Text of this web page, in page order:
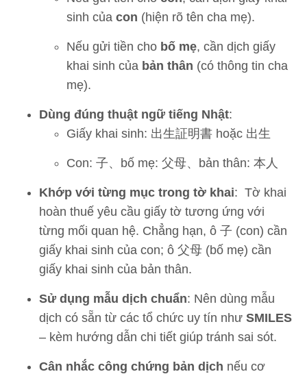
sinh của con (hiện rõ tên cha mẹ).
Nếu gửi tiền cho bố mẹ, cần dịch giấy
khai sinh của bản thân (có thông tin cha
mẹ).
Dùng đúng thuật ngữ tiếng Nhật:
Giấy khai sinh: 出生証明書 hoặc 出生
Con: 子、bố mẹ: 父母、bản thân: 本人
Khớp với từng mục trong tờ khai: Tờ khai
hoàn thuế yêu cầu giấy tờ tương ứng với
từng mối quan hệ. Chẳng hạn, ô 子 (con) cần
giấy khai sinh của con; ô 父母 (bố mẹ) cần
giấy khai sinh của bản thân.
Sử dụng mẫu dịch chuẩn: Nên dùng mẫu
dịch có sẵn từ các tổ chức uy tín như SMILES
– kèm hướng dẫn chi tiết giúp tránh sai sót.
Cân nhắc công chứng bản dịch nếu cơ